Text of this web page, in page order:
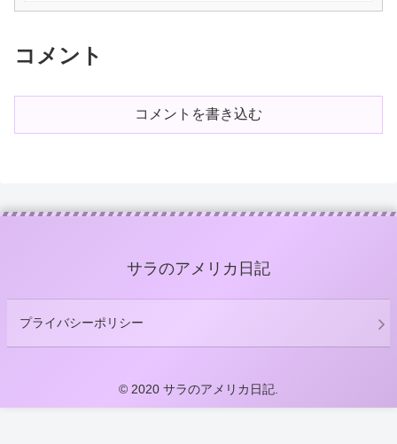
コメント
コメントを書き込む
サラのアメリカ日記
プライバシーポリシー
© 2020 サラのアメリカ日記.